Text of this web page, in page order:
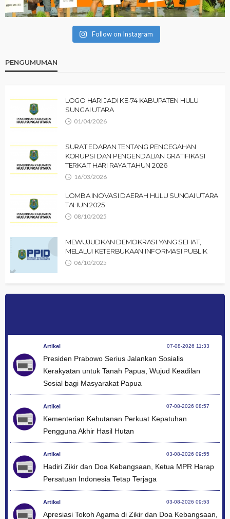
Follow on Instagram
PENGUMUMAN
LOGO HARI JADI KE-74 KABUPATEN HULU
SUNGAI UTARA
01/04/2026
SURAT EDARAN TENTANG PENCEGAHAN
KORUPSI DAN PENGENDALIAN GRATIFIKASI
TERKAIT HARI RAYA TAHUN 2026
16/03/2026
LOMBA INOVASI DAERAH HULU SUNGAI UTARA
TAHUN 2025
08/10/2025
MEWUJUDKAN DEMOKRASI YANG SEHAT,
MELALUI KETERBUKAAN INFORMASI PUBLIK
06/10/2025
Artikel 07-08-2026 11:33
Presiden Prabowo Serius Jalankan Sosialis
Kerakyatan untuk Tanah Papua, Wujud Keadilan
Sosial bagi Masyarakat Papua
Artikel 07-08-2026 08:57
Kementerian Kehutanan Perkuat Kepatuhan
Pengguna Akhir Hasil Hutan
Artikel 03-08-2026 09:55
Hadiri Zikir dan Doa Kebangsaan, Ketua MPR Harap
Persatuan Indonesia Tetap Terjaga
Artikel 03-08-2026 09:53
Apresiasi Tokoh Agama di Zikir dan Doa Kebangsaan,